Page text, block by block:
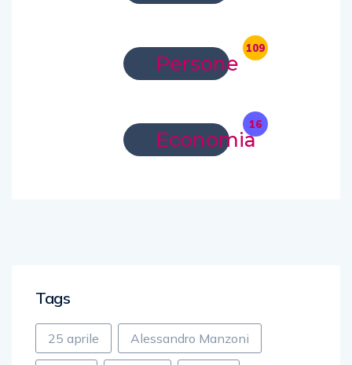
Persone
109
Economia
16
Tags
25 aprile Alessandro Manzoni